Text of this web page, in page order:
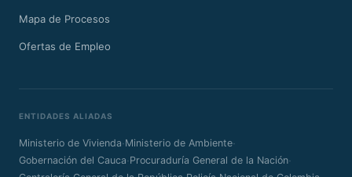
Mapa de Procesos
Ofertas de Empleo
ENTIDADES ALIADAS
Ministerio de Vivienda·Ministerio de Ambiente·
Gobernación del Cauca·Procuraduría General de la Nación·